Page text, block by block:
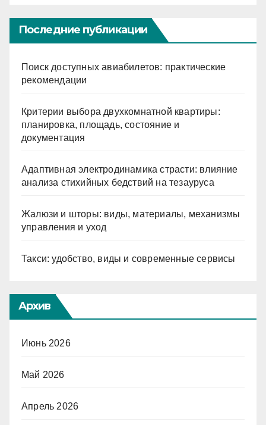
Последние публикации
Поиск доступных авиабилетов: практические
рекомендации
Критерии выбора двухкомнатной квартиры:
планировка, площадь, состояние и
документация
Адаптивная электродинамика страсти: влияние
анализа стихийных бедствий на тезауруса
Жалюзи и шторы: виды, материалы, механизмы
управления и уход
Такси: удобство, виды и современные сервисы
Архив
Июнь 2026
Май 2026
Апрель 2026